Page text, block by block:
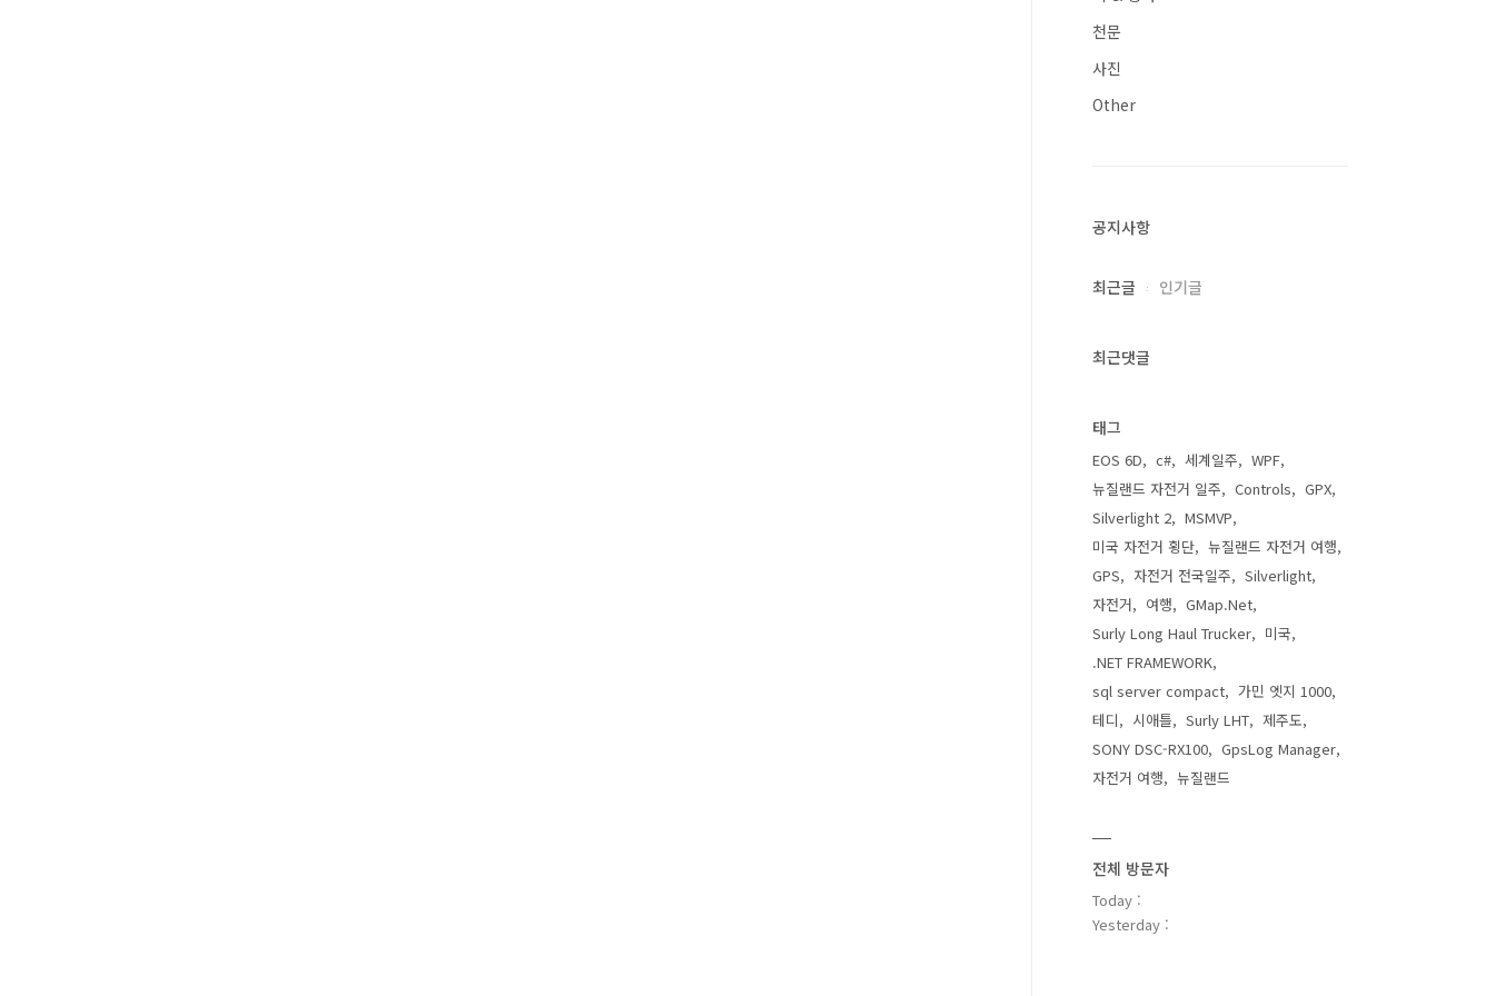
천문
사진
Other
공지사항
최근글 인기글
최근댓글
태그
EOS 6D c# 세계일주
WPF
뉴질랜드 자전거 일주
Controls
GPX
Silverlight 2
MSMVP
미국 자전거 횡단
뉴질랜드 자전거 여행
GPS
자전거 전국일주
Silverlight
자전거
여행
GMap.Net
Surly Long Haul Trucker
미국
.NET FRAMEWORK
sql server compact
가민 엣지 1000
테디
시애틀 Surly LHT
제주도
SONY DSC-RX100
GpsLog Manager
자전거 여행
뉴질랜드
전체 방문자
Today :
Yesterday :